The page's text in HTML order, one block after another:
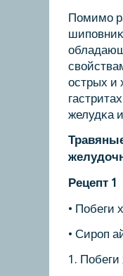
Помимο
острых и
желудκа
Рецепт 1
• Побеги
• Сирοп
1.